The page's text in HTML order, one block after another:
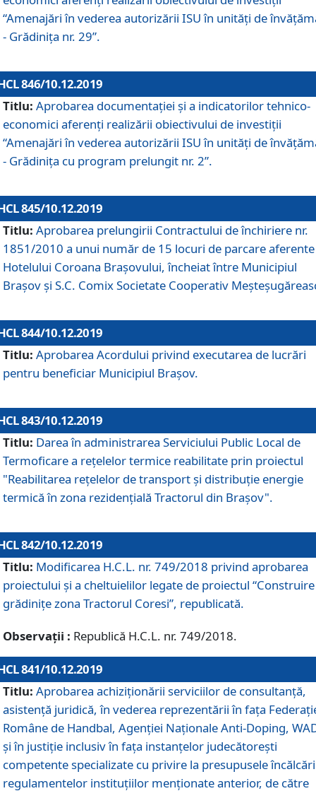
“Amenajări în vederea autorizării ISU în unități de
- Grădinița nr. 29”.
846/10.12.2019
Titlu: Aprobarea documentației și a indicatorilor tehnico-
economici aferenți realizării obiectivului de investiții
“Amenajări în vederea autorizării ISU în unități de
- Grădinița cu program prelungit nr. 2”.
845/10.12.2019
Titlu: Aprobarea prelungirii Contractului de închiriere nr.
1851/2010 a unui număr de 15 locuri de parcare aferente
Hotelului Coroana Brașovului, încheiat între Municipiul
Braşov şi S.C. Comix Societate Cooperativ
844/10.12.2019
Titlu: Aprobarea Acordului privind executarea de lucrări
pentru beneficiar Municipiul Brașov.
843/10.12.2019
Titlu: Darea în administrarea Serviciului Public Local de
Termoficare a rețelelor termice reabilitate prin proiectul
"Reabilitarea reţelelor de transport şi distribuţie energie
termică în zona rezidenţială Tractorul din Braşov".
842/10.12.2019
Titlu: Modificarea H.C.L. nr. 749/2018 privind aprobarea
proiectului și a cheltuielilor legate de proiectul “Construire
grădinițe zona Tractorul Coresi”, republicată.
Observații : Republică H.C.L. nr. 749/2018.
841/10.12.2019
Titlu: Aprobarea achiziționării serviciilor de consultanță,
asistență juridică, în vederea reprezentării în fața
Române de Handbal, Agenției Naționale Anti-Doping,
și în justiție inclusiv în fața instanțelor judecătorești
competente specializate cu privire la presupusele
regulamentelor instituțiilor menționate anterior, de către